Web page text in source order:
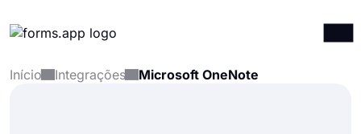
Produtos
Início Integrações Microsoft OneNote